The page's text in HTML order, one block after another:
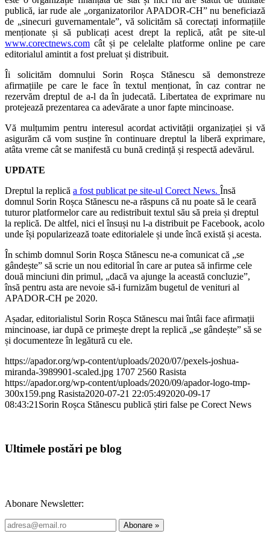
publică, iar rude ale „organizatorilor APADOR-CH” nu beneficiază
de „sinecuri guvernamentale”, vă solicităm să corectați informațiile
menționate și să publicați acest drept la replică, atât pe site-ul
www.corectnews.com cât și pe celelalte platforme online pe care
editorialul amintit a fost preluat și distribuit.
Îi solicităm domnului Sorin Roșca Stănescu să demonstreze
afirmațiile pe care le face în textul menționat, în caz contrar ne
rezervăm dreptul de a-l da în judecată. Libertatea de exprimare nu
protejează prezentarea ca adevărate a unor fapte mincinoase.
Vă mulțumim pentru interesul acordat activității organizației și vă
asigurăm că vom susține în continuare dreptul la liberă exprimare,
atâta vreme cât se manifestă cu bună credință și respectă adevărul.
UPDATE
Dreptul la replică a fost publicat pe site-ul Corect News. Însă
domnul Sorin Roșca Stănescu ne-a răspuns că nu poate să le ceară
tuturor platformelor care au redistribuit textul său să preia și dreptul
la replică. De altfel, nici el însuși nu l-a distribuit pe Facebook, acolo
unde își popularizează toate editorialele și unde încă există și acesta.
În schimb domnul Sorin Roșca Stănescu ne-a comunicat că „se
gândește” să scrie un nou editorial în care ar putea să infirme cele
două minciuni din primul, „dacă va ajunge la această concluzie”,
însă pentru asta are nevoie să-i furnizăm bugetul de venituri al
APADOR-CH pe 2020.
Așadar, editorialistul Sorin Roșca Stănescu mai întâi face afirmații
mincinoase, iar după ce primește drept la replică „se gândește” să se
și documenteze în legătură cu ele.
https://apador.org/wp-content/uploads/2020/07/pexels-joshua-
miranda-3989901-scaled.jpg 1707 2560 Rasista
https://apador.org/wp-content/uploads/2020/09/apador-logo-tmp-
300x159.png Rasista2020-07-21 22:05:492020-09-17
08:43:21 Sorin Roșca Stănescu publică știri false pe Corect News
Ultimele postări pe blog
Abonare Newsletter: